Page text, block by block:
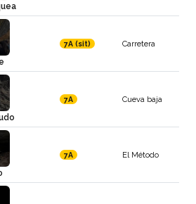
7A (sit) Carretera
7A Cueva baja
7A El Método